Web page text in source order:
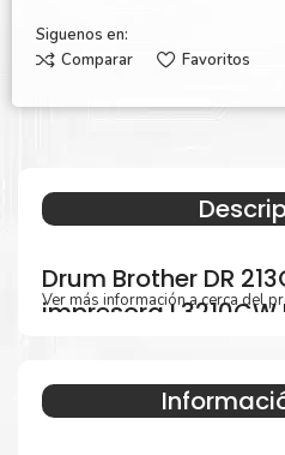
Siguenos en:
Comparar
Favoritos
Drum Brother DR
impresora L3210CW
Ver más información a cerca del